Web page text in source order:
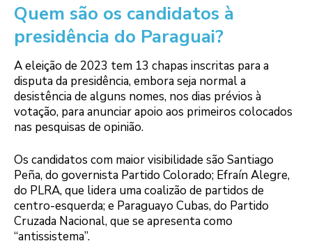
Quem são os candidatos à
presidência do Paraguai?
A eleição de 2023 tem 13 chapas inscritas para a
disputa da presidência, embora seja normal a
desistência de alguns nomes, nos dias prévios à
votação, para anunciar apoio aos primeiros colocados
nas pesquisas de opinião.
Os candidatos com maior visibilidade são Santiago
Peña, do governista Partido Colorado; Efraín Alegre,
do PLRA, que lidera uma coalizão de partidos de
centro-esquerda; e Paraguayo Cubas, do Partido
Cruzada Nacional, que se apresenta como
“antissistema”.